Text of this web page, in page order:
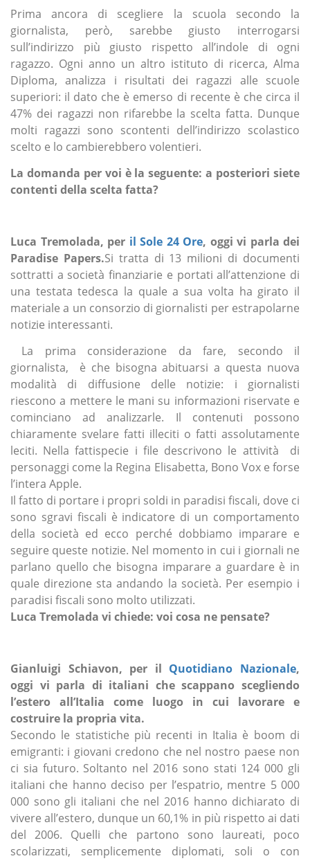
Prima ancora di scegliere la scuola secondo la
giornalista, però, sarebbe giusto interrogarsi
sull’indirizzo più giusto rispetto all’indole di ogni
ragazzo. Ogni anno un altro istituto di ricerca, Alma
Diploma, analizza i risultati dei ragazzi alle scuole
superiori: il dato che è emerso di recente è che circa il
47% dei ragazzi non rifarebbe la scelta fatta. Dunque
molti ragazzi sono scontenti dell’indirizzo scolastico
scelto e lo cambierebbero volentieri.
La domanda per voi è la seguente: a posteriori siete
contenti della scelta fatta?
Luca Tremolada, per il Sole 24 Ore, oggi vi parla dei
Paradise Papers.Si tratta di 13 milioni di documenti
sottratti a società finanziarie e portati all’attenzione di
una testata tedesca la quale a sua volta ha girato il
materiale a un consorzio di giornalisti per estrapolarne
notizie interessanti.
La prima considerazione da fare, secondo il
giornalista, è che bisogna abituarsi a questa nuova
modalità di diffusione delle notizie: i giornalisti
riescono a mettere le mani su informazioni riservate e
cominciano ad analizzarle. Il contenuti possono
chiaramente svelare fatti illeciti o fatti assolutamente
leciti. Nella fattispecie i file descrivono le attività di
personaggi come la Regina Elisabetta, Bono Vox e forse
l’intera Apple.
Il fatto di portare i propri soldi in paradisi fiscali, dove ci
sono sgravi fiscali è indicatore di un comportamento
della società ed ecco perché dobbiamo imparare e
seguire queste notizie. Nel momento in cui i giornali ne
parlano quello che bisogna imparare a guardare è in
quale direzione sta andando la società. Per esempio i
paradisi fiscali sono molto utilizzati.
Luca Tremolada vi chiede: voi cosa ne pensate?
Gianluigi Schiavon, per il Quotidiano Nazionale,
oggi vi parla di italiani che scappano scegliendo
l’estero all’Italia come luogo in cui lavorare e
costruire la propria vita.
Secondo le statistiche più recenti in Italia è boom di
emigranti: i giovani credono che nel nostro paese non
ci sia futuro. Soltanto nel 2016 sono stati 124 000 gli
italiani che hanno deciso per l’espatrio, mentre 5 000
000 sono gli italiani che nel 2016 hanno dichiarato di
vivere all’estero, dunque un 60,1% in più rispetto ai dati
del 2006. Quelli che partono sono laureati, poco
scolarizzati, semplicemente diplomati, soli o con